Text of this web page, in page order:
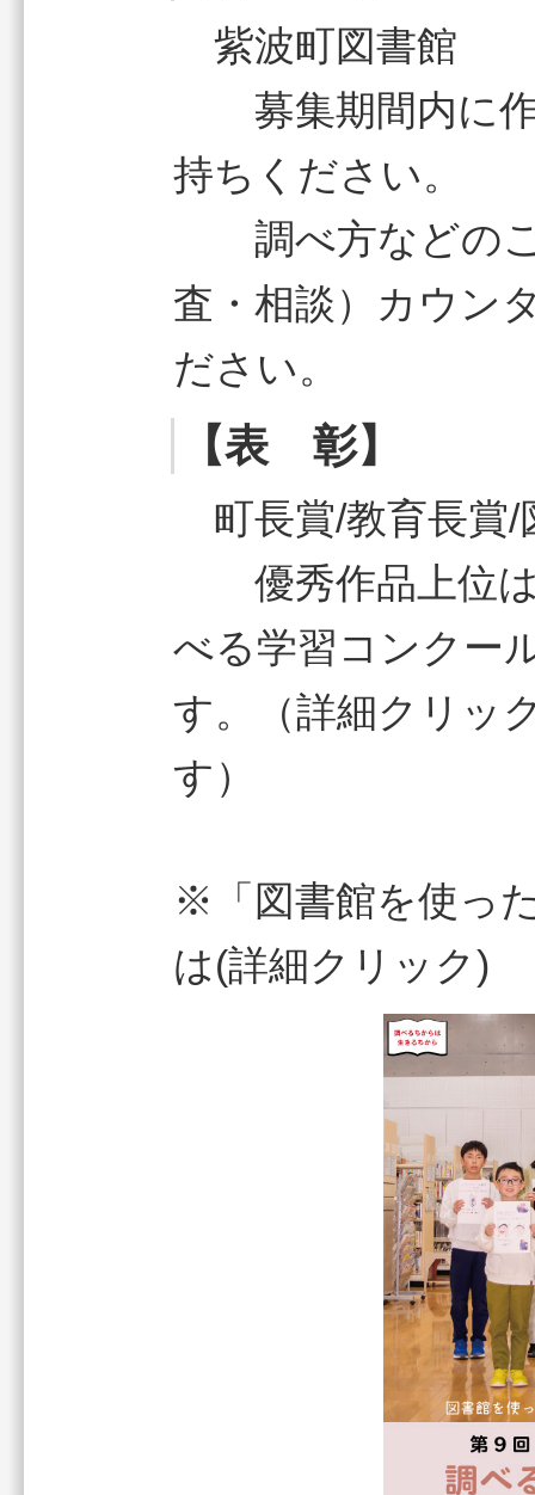
紫波町図書館
募集期間内に作
持ちください。
調べ方などのご
査・相談）カウン
ださい。
【表 彰】
町長賞/教育長
優秀作品上位は
べる学習コンクー
す。（詳細クリッ
す）
※「図書館を使っ
は(詳細クリック)